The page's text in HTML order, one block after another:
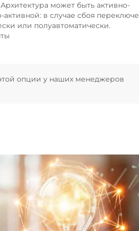
может быть активно-
в случае сбоя
или полуавтоматически.
опции у наших менеджеров